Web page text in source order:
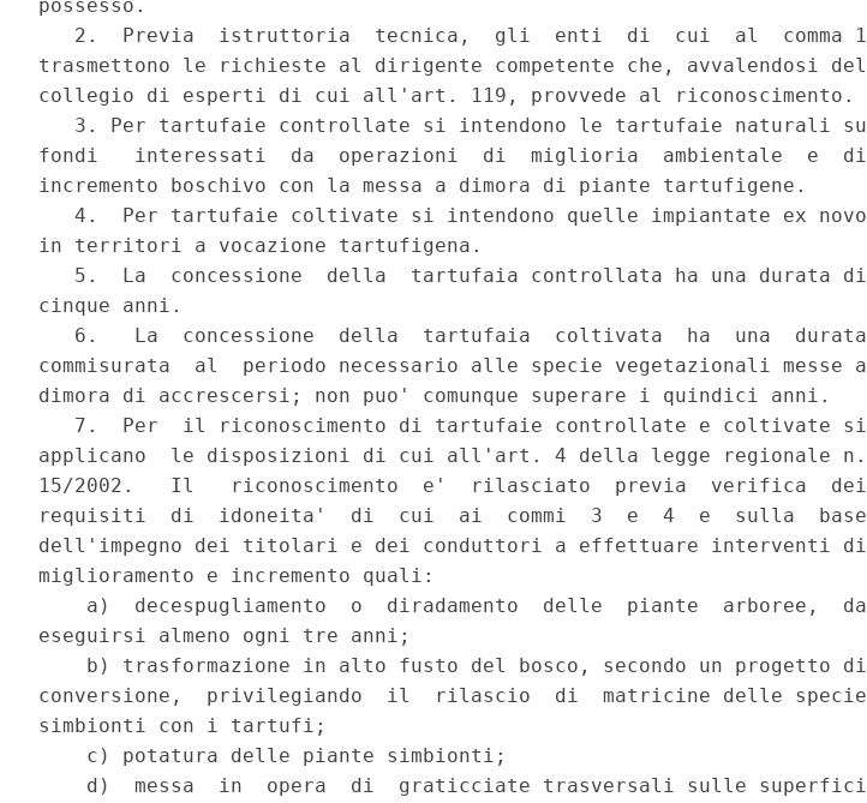
possesso.
   2.  Previa  istruttoria  tecnica,  gli  enti  di  cui  al  comma 1
trasmettono le richieste al dirigente competente che, avvalendosi del
collegio di esperti di cui all'art. 119, provvede al riconoscimento.
   3. Per tartufaie controllate si intendono le tartufaie naturali su
fondi   interessati  da  operazioni  di  miglioria  ambientale  e  di
incremento boschivo con la messa a dimora di piante tartufigene.
   4.  Per tartufaie coltivate si intendono quelle impiantate ex novo
in territori a vocazione tartufigena.
   5.  La  concessione  della  tartufaia controllata ha una durata di
cinque anni.
   6.   La  concessione  della  tartufaia  coltivata  ha  una  durata
commisurata  al  periodo necessario alle specie vegetazionali messe a
dimora di accrescersi; non puo' comunque superare i quindici anni.
   7.  Per  il riconoscimento di tartufaie controllate e coltivate si
applicano  le disposizioni di cui all'art. 4 della legge regionale n.
15/2002.   Il   riconoscimento  e'  rilasciato  previa  verifica  dei
requisiti  di  idoneita'  di  cui  ai  commi  3  e  4  e  sulla  base
dell'impegno dei titolari e dei conduttori a effettuare interventi di
miglioramento e incremento quali:
    a)  decespugliamento  o  diradamento  delle  piante  arboree,  da
eseguirsi almeno ogni tre anni;
    b) trasformazione in alto fusto del bosco, secondo un progetto di
conversione,  privilegiando  il  rilascio  di  matricine delle specie
simbionti con i tartufi;
    c) potatura delle piante simbionti;
    d)  messa  in  opera  di  graticciate trasversali sulle superfici